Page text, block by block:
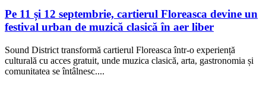
Pe 11 și 12 septembrie, cartierul Floreasca devine un
festival urban de muzică clasică în aer liber
Sound District transformă cartierul Floreasca într-o experiență
culturală cu acces gratuit, unde muzica clasică, arta, gastronomia și
comunitatea se întâlnesc....